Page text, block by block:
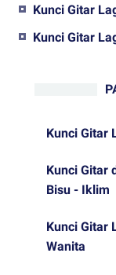
Kunci Gitar
Kunci Gitar
Kunci Gitar
Kunci Gitar
Bisu - Iklim
Kunci Gitar
Wanita